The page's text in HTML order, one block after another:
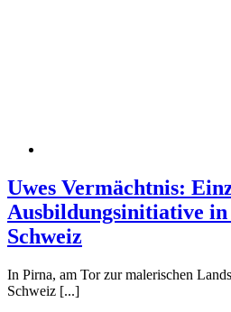
Uwes Vermächtnis:
Ausbildungsinitiative in
Schweiz
In Pirna, am Tor zur malerischen
Schweiz [...]